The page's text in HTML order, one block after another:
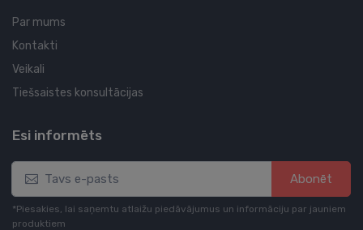
Par mums
Kontakti
Veikali
Tiešsaistes konsultācijas
Esi informēts
Abonēt
*Piesakies, lai saņemtu atlaižu piedāvājumus un informāciju par jauniem
produktiem